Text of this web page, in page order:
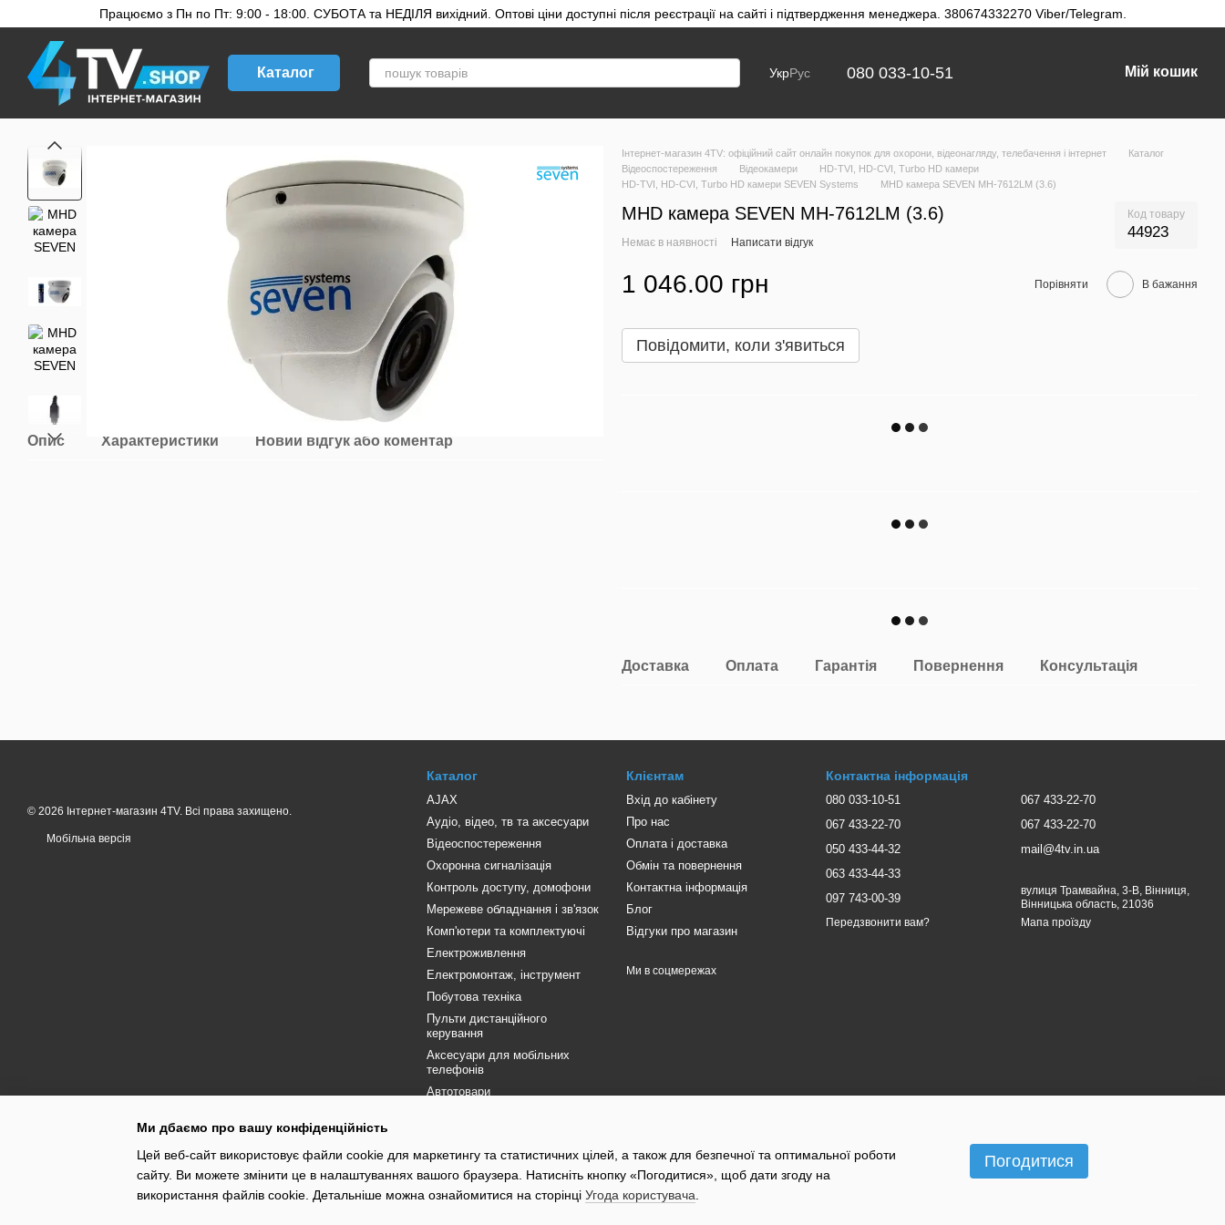
Перейти до основного контенту
Працюємо з Пн по Пт: 9:00 - 18:00. СУБОТА та НЕДІЛЯ вихідний. Оптові ціни доступні після реєстрації на сайті і підтвердження менеджера. 380674332270 Viber/Telegram.
Каталог УкрРус 080 033-10-51 Мій кошик
Опис Характеристики Новий відгук або коментар
Інтернет-магазин 4TV: офіційний сайт онлайн покупок для охорони, відеонагляду, телебачення і інтернет
Каталог
Відеоспостереження
Відеокамери
HD-TVI, HD-CVI, Turbo HD камери
HD-TVI, HD-CVI, Turbo HD камери SEVEN Systems
MHD камера SEVEN MH-7612LM (3.6)
MHD камера SEVEN MH-7612LM (3.6) Код товару
44923
Немає в наявності Написати відгук
1 046.00 грн Порівняти В бажання
Повідомити, коли з'явиться
Доставка Оплата Гарантія Повернення Консультація
© 2026 Інтернет-магазин 4TV. Всі права захищено.
Мобільна версія
Каталог
AJAX
Аудіо, відео, тв та аксесуари
Відеоспостереження
Охоронна сигналізація
Контроль доступу, домофони
Мережеве обладнання і зв'язок
Комп'ютери та комплектуючі
Електроживлення
Електромонтаж, інструмент
Побутова техніка
Пульти дистанційного
керування
Аксесуари для мобільних
телефонів
Автотовари
Розпродаж
Клієнтам
Вхід до кабінету
Про нас
Оплата і доставка
Обмін та повернення
Контактна інформація
Блог
Відгуки про магазин
Ми в соцмережах
Контактна інформація
080 033-10-51
067 433-22-70
050 433-44-32
063 433-44-33
097 743-00-39
Передзвонити вам?
067 433-22-70
067 433-22-70
mail@4tv.in.ua
вулиця Трамвайна, 3-В, Вінниця,
Вінницька область, 21036
Мапа проїзду
Ми дбаємо про вашу конфіденційність
Цей веб-сайт використовує файли cookie для маркетингу та статистичних цілей, а також для безпечної та оптимальної роботи
сайту. Ви можете змінити це в налаштуваннях вашого браузера. Натисніть кнопку «Погодитися», щоб дати згоду на
використання файлів cookie. Детальніше можна ознайомитися на сторінці Угода користувача
Погодитися